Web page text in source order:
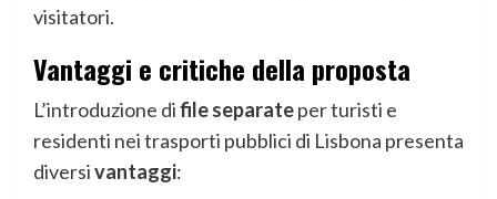
visitatori.
Vantaggi e critiche della proposta
L’introduzione difile separateper turisti e
residenti nei trasporti pubblici di Lisbona presenta
diversivantaggi: